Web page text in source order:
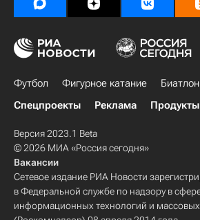
Футбол Фигурное катание Биатлон
Спецпроекты
Реклама
Версия 2023.1 Beta
© 2026 МИА «Россия сегодня»
Вакансии
Сетевое издание РИА Новости
в Федеральной службе по надзору в
информационных технологий и